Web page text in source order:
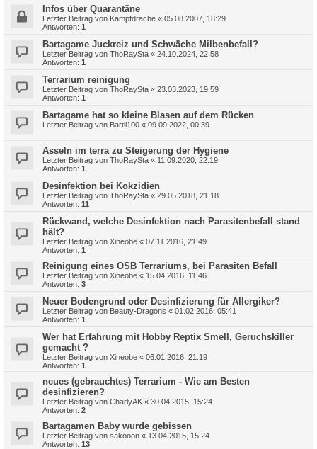
Infos über Quarantäne
Letzter Beitrag von Kampfdrache « 05.08.2007, 18:29
Antworten: 1
Bartagame Juckreiz und Schwäche Milbenbefall?
Letzter Beitrag von ThoRaySta « 24.10.2024, 22:58
Antworten: 1
Terrarium reinigung
Letzter Beitrag von ThoRaySta « 23.03.2023, 19:59
Antworten: 1
Bartagame hat so kleine Blasen auf dem Rücken
Letzter Beitrag von Bartii100 « 09.09.2022, 00:39
Asseln im terra zu Steigerung der Hygiene
Letzter Beitrag von ThoRaySta « 11.09.2020, 22:19
Antworten: 1
Desinfektion bei Kokzidien
Letzter Beitrag von ThoRaySta « 29.05.2018, 21:18
Antworten: 11
Rückwand, welche Desinfektion nach Parasitenbefall stand
hält?
Letzter Beitrag von Xineobe « 07.11.2016, 21:49
Antworten: 1
Reinigung eines OSB Terrariums, bei Parasiten Befall
Letzter Beitrag von Xineobe « 15.04.2016, 11:46
Antworten: 3
Neuer Bodengrund oder Desinfizierung für Allergiker?
Letzter Beitrag von Beauty-Dragons « 01.02.2016, 05:41
Antworten: 1
Wer hat Erfahrung mit Hobby Reptix Smell, Geruchskiller
gemacht ?
Letzter Beitrag von Xineobe « 06.01.2016, 21:19
Antworten: 1
neues (gebrauchtes) Terrarium - Wie am Besten
desinfizieren?
Letzter Beitrag von CharlyAK « 30.04.2015, 15:24
Antworten: 2
Bartagamen Baby wurde gebissen
Letzter Beitrag von sakooon « 13.04.2015, 15:24
Antworten: 13